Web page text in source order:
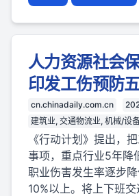
人力资源社会
印发工伤预防
cn.chinadaily.com.cn
建筑业, 交通物流业, 机械/设
《行动计划》提出，
事项，重点行业5年降
职业伤害发生率逐步
10%以上。将上下班